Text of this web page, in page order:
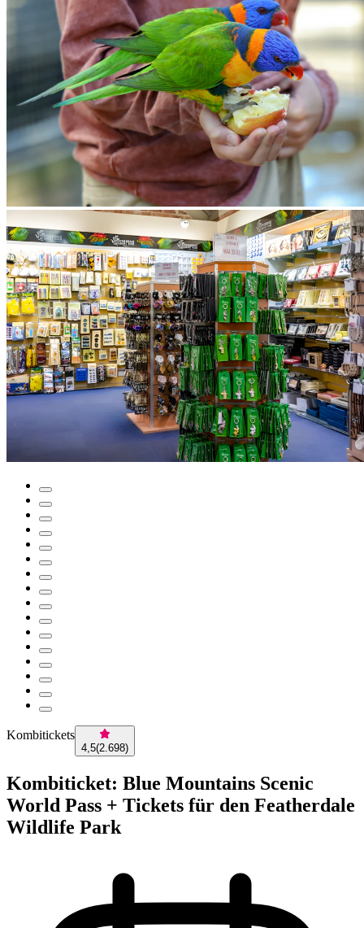
Kombitickets
4,5(2.698)
Kombiticket: Blue Mountains Scenic
World Pass + Tickets für den Featherdale
Wildlife Park